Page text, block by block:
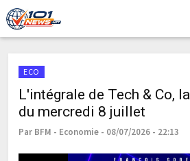
ECO
L'intégrale de Tech & Co,
du mercredi 8 juillet
Par BFM - Economie - 08/07/2026 - 22:13